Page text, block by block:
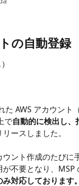
の自動登録
た AWS アカウン
で自動的に検出し
ースしました。
ウント作成のたび
不要となり、MSP
対応しております。